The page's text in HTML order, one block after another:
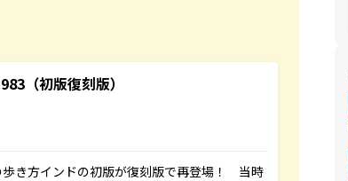
（初版復刻版）
き方インドの初版が復刻版で再登場！ 当時